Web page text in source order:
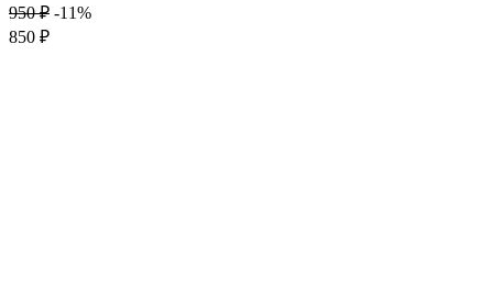
950 ₽ -11%
850 ₽